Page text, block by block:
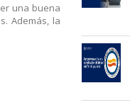
una buena
Además, la